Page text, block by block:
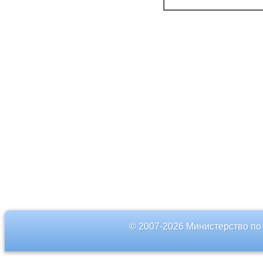
© 2007-2026 Министерство